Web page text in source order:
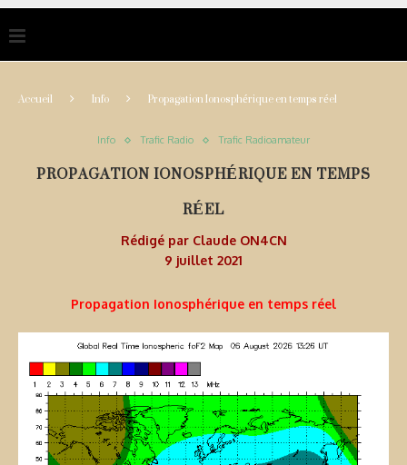
Accueil Info Propagation Ionosphérique en temps réel
Info Trafic Radio Trafic Radioamateur
PROPAGATION IONOSPHÉRIQUE EN TEMPS
RÉEL
Rédigé par Claude ON4CN
9 juillet 2021
Propagation Ionosphérique en temps réel